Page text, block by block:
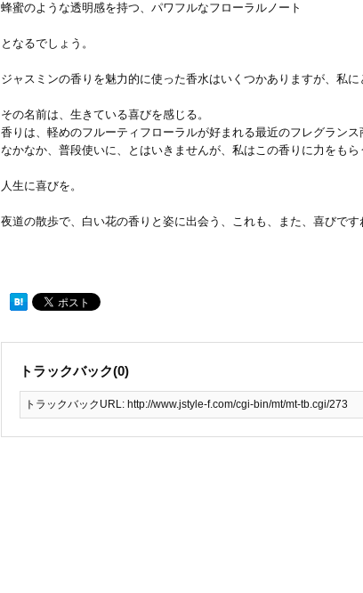
蜂蜜のような透明感を持つ、パワフルなフローラルノート
となるでしょう。
ジャスミンの香りを魅力的に使った香水はいくつかありますが、私
その名前は、生きている喜びを感じる。
香りは、軽めのフルーティフローラルが好まれる最近のフレグランス
なかなか、普段使いに、とはいきませんが、私はこの香りに力をもら
人生に喜びを。
夜道の散歩で、白い花の香りと姿に出会う、これも、また、喜びです
トラックバック(0)
トラックバックURL: http://www.jstyle-f.com/cgi-bin/mt/mt-tb.cgi/273